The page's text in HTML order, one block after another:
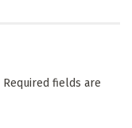
Required fields are